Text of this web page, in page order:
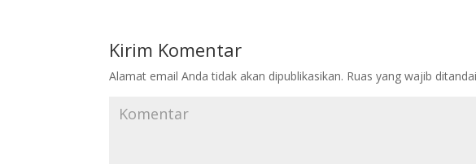
Kirim Komentar
Alamat email Anda tidak akan dipublikasikan. Ruas yang wajib